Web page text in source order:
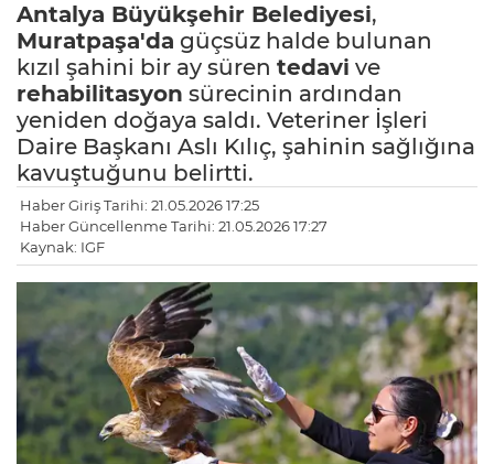
Antalya Büyükşehir Belediyesi,
Muratpaşa'da güçsüz halde bulunan
kızıl şahini bir ay süren tedavi ve
rehabilitasyon sürecinin ardından
yeniden doğaya saldı. Veteriner İşleri
Daire Başkanı Aslı Kılıç, şahinin sağlığına
kavuştuğunu belirtti.
Haber Giriş Tarihi: 21.05.2026 17:25
Haber Güncellenme Tarihi: 21.05.2026 17:27
Kaynak: IGF